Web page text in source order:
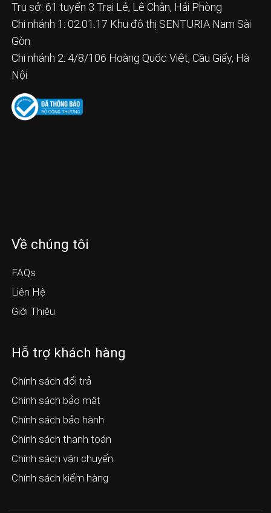
Trụ sở: 61 tuyến 3 Trại Lẻ, Lê Chân, Hải Phòng
Chi nhánh 1: 02.01.17 Khu đô thị SENTURIA Nam Sài
Gòn
Chi nhánh 2: 4/8/106 Hoàng Quốc Việt, Cầu Giấy, Hà
Nội
Chính sách đổi trả
Chính sách bảo mật
Chính sách thanh toán
Chính sách kiểm hàng